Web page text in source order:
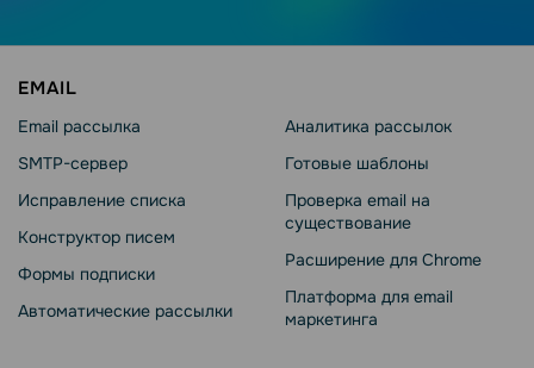
EMAIL
Email рассылка
SMTP-сервер
Исправление списка
Конструктор писем
Формы подписки
Автоматические рассылки
Аналитика рассылок
Готовые шаблоны
Проверка email на
существование
Расширение для Chrome
Платформа для email
маркетинга